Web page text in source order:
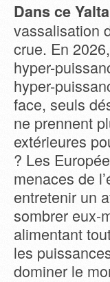
Dans ce
vassalisation
crue. En
hyper-
hyper-
face, seuls
ne prennent
extérieures
? Les
menaces de
entretenir un
sombrer eux-
alimentant
les
dominer le